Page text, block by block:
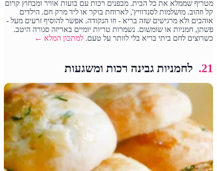
מטריף שממלא את כל הבית. מבפנים רכות עם בועות אוויר ומבחוץ קרום
קל וזהוב. מושלמות לסנדוויץ', לארוחת בוקר או ליד מרק חם. הילדים
אוהבים ולא מרגישים שזה בריא - וזו הנקודה. אפשר להוסיף זרעים מעל -
פשתן, חמניות או שומשום. נשמרות טריות יומיים באריזה סגורה היטב.
כשרוצים לחם ביתי בריא בלי לוותר על טעם.למתכון המלא ←
21. לחמניות גבינה רכות ומשגעות